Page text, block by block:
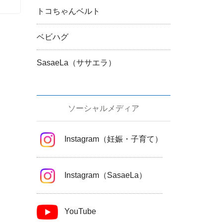
トコちゃんベルト
ベビハグ
SasaeLa（ササエラ）
ソーシャルメディア
Instagram（妊娠・子育て）
Instagram（SasaeLa）
YouTube